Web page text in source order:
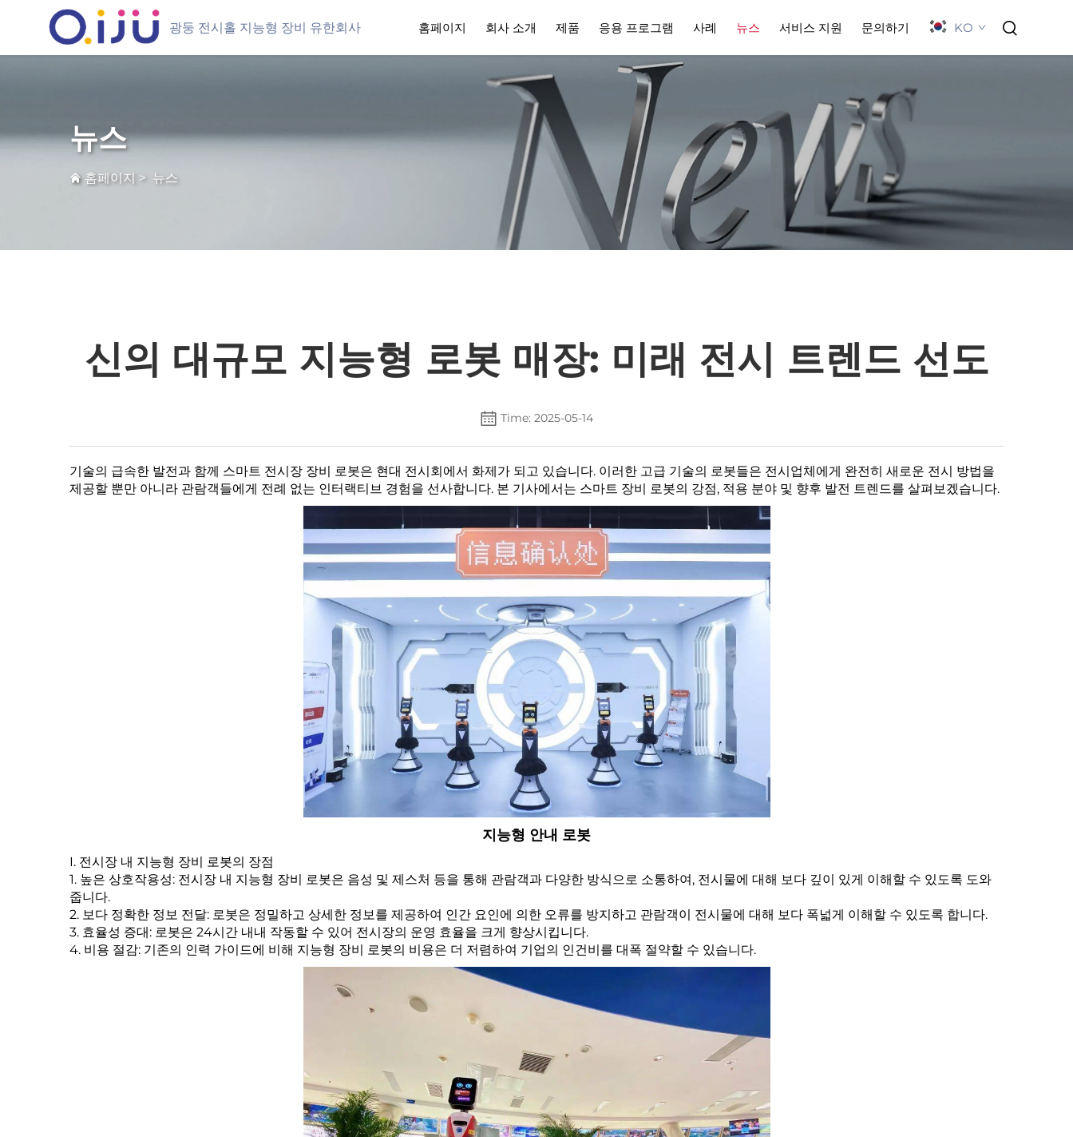
광둥 전시홀 지능형 장비 유한회사 홈페이지 회사 소개 제품 응용 프로그램 사례 뉴스 서비스 지원 문의하기 KO
뉴스
홈페이지 > 뉴스
신의 대규모 지능형 로봇 매장: 미래 전시 트렌드 선도
Time: 2025-05-14
기술의 급속한 발전과 함께 스마트 전시장 장비 로봇은 현대 전시회에서 화제가 되고 있습니다. 이러한 고급 기술의 로봇들은 전시업체에게 완전히 새로운 전시 방법을
제공할 뿐만 아니라 관람객들에게 전례 없는 인터랙티브 경험을 선사합니다. 본 기사에서는 스마트 장비 로봇의 강점, 적용 분야 및 향후 발전 트렌드를 살펴보겠습니다.
지능형 안내 로봇
I. 전시장 내 지능형 장비 로봇의 장점
1. 높은 상호작용성: 전시장 내 지능형 장비 로봇은 음성 및 제스처 등을 통해 관람객과 다양한 방식으로 소통하여, 전시물에 대해 보다 깊이 있게 이해할 수 있도록 도와
줍니다.
2. 보다 정확한 정보 전달: 로봇은 정밀하고 상세한 정보를 제공하여 인간 요인에 의한 오류를 방지하고 관람객이 전시물에 대해 보다 폭넓게 이해할 수 있도록 합니다.
3. 효율성 증대: 로봇은 24시간 내내 작동할 수 있어 전시장의 운영 효율을 크게 향상시킵니다.
4. 비용 절감: 기존의 인력 가이드에 비해 지능형 장비 로봇의 비용은 더 저렴하여 기업의 인건비를 대폭 절약할 수 있습니다.